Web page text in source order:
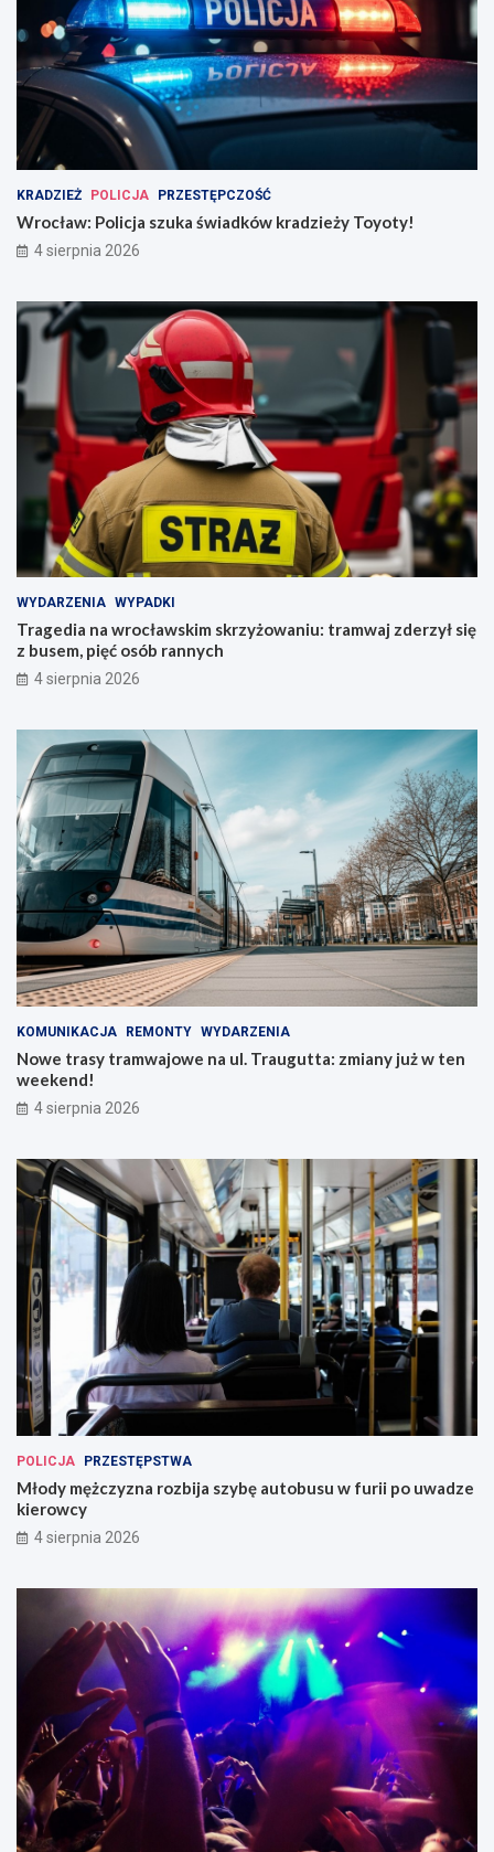
KRADZIEŻ POLICJA PRZESTĘPCZOŚĆ
Wrocław: Policja szuka świadków kradzieży Toyoty!
4 sierpnia 2026
WYDARZENIA WYPADKI
Tragedia na wrocławskim skrzyżowaniu: tramwaj zderzył się
z busem, pięć osób rannych
4 sierpnia 2026
KOMUNIKACJA REMONTY WYDARZENIA
Nowe trasy tramwajowe na ul. Traugutta: zmiany już w ten
weekend!
4 sierpnia 2026
POLICJA PRZESTĘPSTWA
Młody mężczyzna rozbija szybę autobusu w furii po uwadze
kierowcy
4 sierpnia 2026